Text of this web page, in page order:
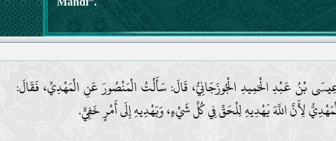
عِيسَى بْنُ عَبْدِ الْحَمِيدِ الْجُوزَجَانِيُّ، قَالَ: سَأَلْتُ الْمَنْصُورَ عَنِ الْمَهْدِيِّ، فَقَالَ:
لِأَنَّ اللَّهَ يَهْدِيهِ لِلْحَقِّ فِي كُلِّ شَيْءٍ، وَيَهْدِيهِ إِلَى أَمْرٍ خَفِيٍّ.